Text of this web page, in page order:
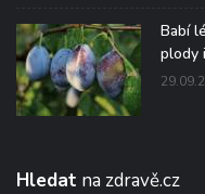
Babí
plody
Hledat na zdravě.cz